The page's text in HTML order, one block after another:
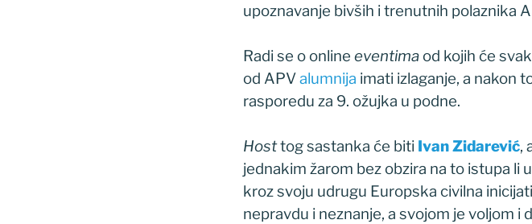
upoznavanje bivših i trenutnih polaznika
Radi se o online eventima od kojih će
od APValumnija imati izlaganje, a nakon
rasporedu za 9. ožujka u podne.
Hosttog sastanka će biti Ivan Zidarević,
jednakim žarom bez obzira na to istupa li
kroz svoju udrugu Europska civilna
nepravdu i neznanje, a svojom je voljom i